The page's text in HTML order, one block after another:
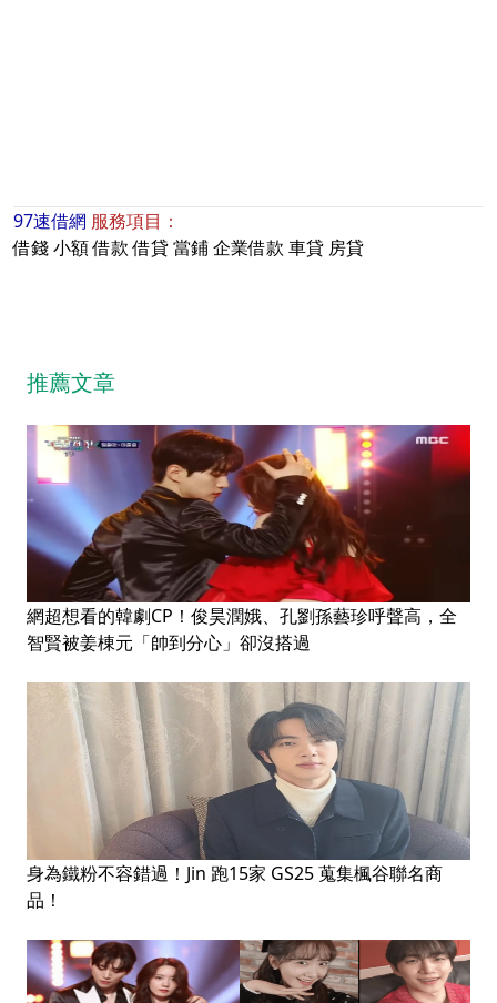
97速借網 服務項目：
借錢小額借款 借貸當鋪企業借款 車貸 房貸
推薦文章
網超想看的韓劇CP！俊昊潤娥、孔劉孫藝珍呼聲高，全
智賢被姜棟元「帥到分心」卻沒搭過
身為鐵粉不容錯過！Jin 跑15家 GS25 蒐集楓谷聯名商
品！